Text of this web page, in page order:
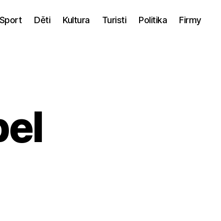
Sport Děti Kultura Turisti Politika Firmy